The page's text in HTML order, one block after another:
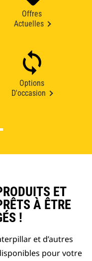
Offres
Actuelles
Options
D'occasion
ET
À ÊTRE
!
et d’autres
pour votre